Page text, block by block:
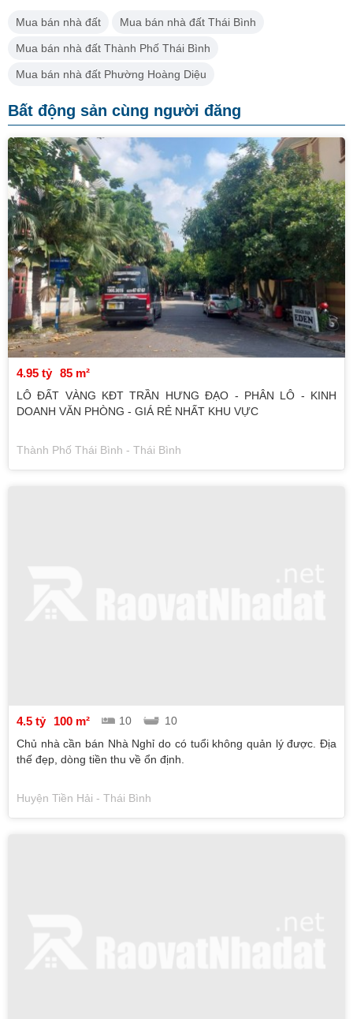
Mua bán nhà đất Mua bán nhà đất Thái Bình
Mua bán nhà đất Thành Phố Thái Bình
Mua bán nhà đất Phường Hoàng Diệu
Bất động sản cùng người đăng
4.95 tỷ 85 m²
LÔ ĐẤT VÀNG KĐT TRẦN HƯNG ĐẠO - PHÂN LÔ - KINH
DOANH VĂN PHÒNG - GIÁ RẺ NHẤT KHU VỰC
Thành Phố Thái Bình - Thái Bình
4.5 tỷ 100 m² 10
10
Chủ nhà cần bán Nhà Nghỉ do có tuổi không quản lý được. Địa
thế đẹp, dòng tiền thu về ổn định.
Huyện Tiền Hải - Thái Bình